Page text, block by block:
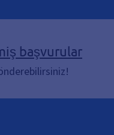
başvurular